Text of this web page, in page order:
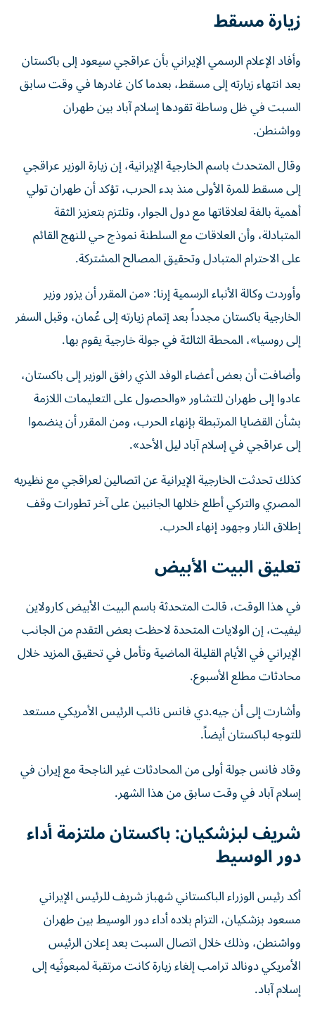
زيارة مسقط
وأفاد الإعلام الرسمي الإيراني بأن عراقجي سيعود إلى باكستان
بعد انتهاء زيارته إلى مسقط، بعدما كان غادرها في وقت سابق
السبت في ظل وساطة تقودها إسلام آباد بين طهران
وواشنطن.
وقال المتحدث باسم الخارجية الإيرانية، إن زيارة الوزير عراقجي
إلى مسقط للمرة الأولى منذ بدء الحرب، تؤكد أن طهران تولي
أهمية بالغة لعلاقاتها مع دول الجوار، وتلتزم بتعزيز الثقة
المتبادلة، وأن العلاقات مع السلطنة نموذج حي للنهج القائم
على الاحترام المتبادل وتحقيق المصالح المشتركة.
وأوردت وكالة الأنباء الرسمية إرنا: «من المقرر أن يزور وزير
الخارجية باكستان مجدداً بعد إتمام زيارته إلى عُمان، وقبل السفر
إلى روسيا»، المحطة الثالثة في جولة خارجية يقوم بها.
وأضافت أن بعض أعضاء الوفد الذي رافق الوزير إلى باكستان،
عادوا إلى طهران للتشاور «والحصول على التعليمات اللازمة
بشأن القضايا المرتبطة بإنهاء الحرب، ومن المقرر أن ينضموا
إلى عراقجي في إسلام آباد ليل الأحد».
كذلك تحدثت الخارجية الإيرانية عن اتصالين لعراقجي مع نظيريه
المصري والتركي أطلع خلالها الجانبين على آخر تطورات وقف
إطلاق النار وجهود إنهاء الحرب.
تعليق البيت الأبيض
في هذا الوقت، قالت المتحدثة باسم ⁠البيت الأبيض كارولاين
ليفيت، إن الولايات المتحدة لاحظت بعض التقدم من الجانب
الإيراني في الأيام القليلة الماضية وتأمل ​في تحقيق المزيد خلال
محادثات مطلع الأسبوع.
وأشارت إلى أن جيه.دي فانس نائب الرئيس الأمريكي مستعد
للتوجه لباكستان أيضاً.
وقاد فانس جولة أولى من المحادثات غير الناجحة مع إيران في
إسلام آباد في وقت سابق من ⁠هذا الشهر.
شريف لبزشكيان: باكستان ملتزمة أداء
دور الوسيط
أكد رئيس الوزراء الباكستاني شهباز شريف للرئيس الإيراني
مسعود بزشكيان، التزام بلاده أداء دور الوسيط بين طهران
وواشنطن، وذلك خلال اتصال السبت بعد إعلان الرئيس
الأمريكي دونالد ترامب إلغاء زيارة كانت مرتقبة لمبعوثَيه إلى
إسلام آباد.